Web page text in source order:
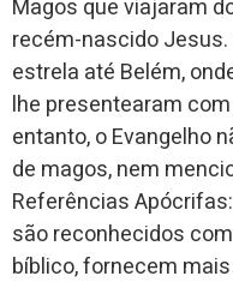
Magos que viajaram
recém-nascido
estrela até Belém,
lhe presentearam
entanto, o Evangelho
de magos, nem
Referências
são reconhecidos
bíblico, fornecem